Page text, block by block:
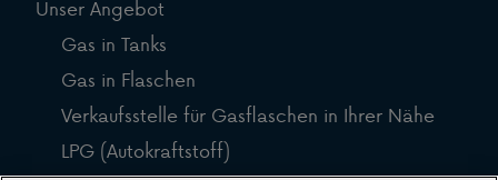
Unser Angebot
Gas in Tanks
Gas in Flaschen
Verkaufsstelle für Gasflaschen in Ihrer Nähe
LPG (Autokraftstoff)